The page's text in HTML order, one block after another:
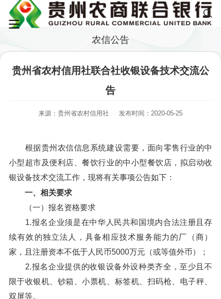
农信公告
贵州省农村信用社联合社收银设备技术交流公
告
来源：贵州省农村信用社 发布时间：2020-05-25
根据贵州农信信息系统建设需要，面向零售行业的中
小型超市及便利店、餐饮行业的中小型餐饮店，拟启动收
银设备技术交流工作，现将有关事项公告如下：
一、相关要求
（一）报名资格要求
1.报名企业须是在中华人民共和国境内合法注册且存
续有效的独立法人，具备相应技术服务能力的厂（商）
家，且注册资本不低于人民币5000万元（或等值外币）；
2.报名企业提供的收银设备外设种类齐全，至少且不
限于收银机、钞箱、小票机、标签机、扫码枪、电子秤、
双屏等。